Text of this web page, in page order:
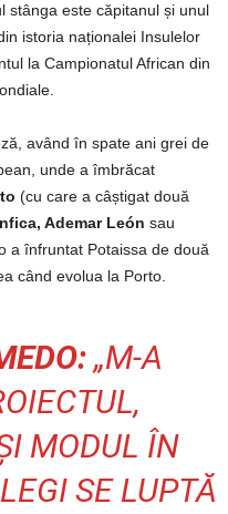
stânga este căpitanul și unul
istoria naționalei Insulelor
la Campionatul African din
având în spate ani grei de
unde a îmbrăcat
(cu care a câștigat două
Ademar León sau
a înfruntat Potaissa de două
când evolua la Porto.
„M-A
MODUL ÎN
SE LUPTĂ